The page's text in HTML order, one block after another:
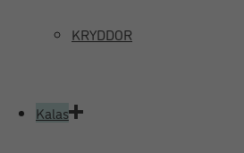
KRYDDOR
Kalas